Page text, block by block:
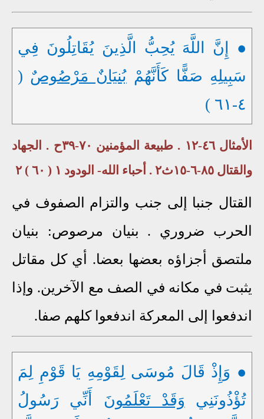
● إِنَّ اللَّهَ يُحِبُّ الَّذِينَ يُقَاتِلُونَ فِي
سَبِيلِهِ صَفًّا كَأَنَّهُمْبُنيَانٌ مَرْصُوصٌ (
٤-٦١ )
الأمثال ٤٦-١٢ . طبيعة المؤمنين ٧٠-٣٩ح . الجهاد
والقتال ٨٥-٦-١٥ث٢ . أحباء الله- الودود ١ ( ٦٠ ) ٢
القتال جنبا إلى جنب والتزام الصفوف في
الحرب ضروري . بنيان مرصوص: بنيان
ملتصق أجزاؤه بعضها بعضا. أي كل مقاتل
يثبت في مكانه في الصف مع الآخرين. وإذا
اندفعوا إلى المعركة اندفعوا كلهم صفا.
● وَإِذْ قَالَ مُوسَى لِقَوْمِهِ يَا قَوْمِ لِمَ
تُؤْذُونَنِي وَقَدْ تَعْلَمُونَ أَنِّي رَسُولُ